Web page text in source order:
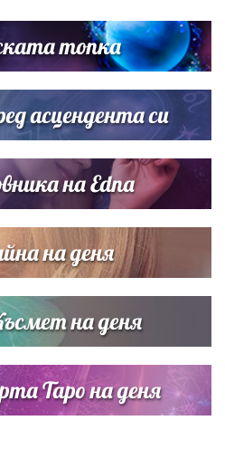
с песен
топка
асцендента си
на Edna
на деня
на деня
Таро на деня